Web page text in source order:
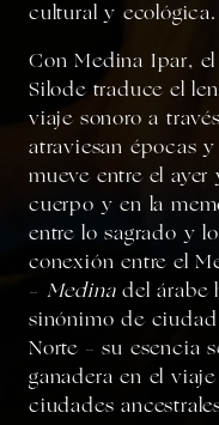
cultural y ecológica.
ConMedina Ipar,
Silode traduce el
viaje sonoro a
atraviesan épocas
mueve entre el ayer
cuerpo y en la
entre lo sagrado y
conexión entre el
– Medinadel árabe
sinónimo de
Norte – su esencia
ganadera en el
ciudades